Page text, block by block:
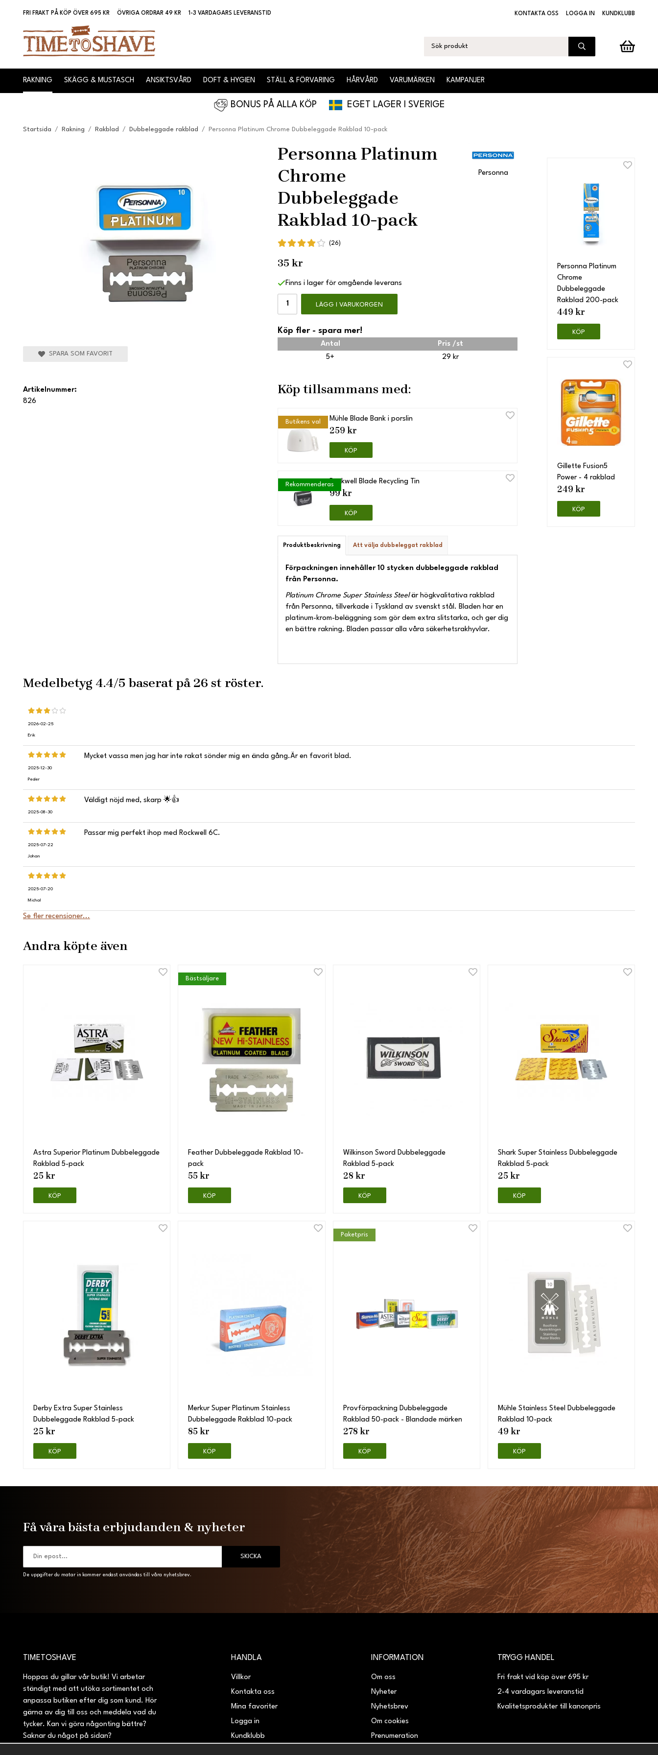
FRI FRAKT PÅ KÖP ÖVER 695 KR ÖVRIGA ORDRAR 49 KR 1-3 VARDAGARS LEVERANSTID KONTAKTA OSS LOGGA IN KUNDKLUBB
RAKNING SKÄGG & MUSTASCH ANSIKTSVÅRD DOFT & HYGIEN STÄLL & FÖRVARING HÅRVÅRD VARUMÄRKEN KAMPANJER
BONUS PÅ ALLA KÖP EGET LAGER I SVERIGE
Startsida / Rakning / Rakblad / Dubbeleggade rakblad / Personna Platinum Chrome Dubbeleggade Rakblad 10-pack
Personna Platinum
Chrome
Dubbeleggade
Rakblad 10-pack
Personna
(26)
35 kr
Finns i lager för omgående leverans
LÄGG I VARUKORGEN
Köp fler - spara mer!
Antal
Pris /st
5+
29 kr
Köp tillsammans med:
Butikens val Mühle Blade Bank i porslin
259 kr
KÖP
RekommenderasRockwell Blade Recycling Tin
99 kr
KÖP
Produktbeskrivning Att välja dubbeleggat rakblad
Förpackningen innehåller 10 stycken dubbeleggade rakblad
från Personna.
Platinum Chrome Super Stainless Steelär högkvalitativa rakblad
från Personna, tillverkade i Tyskland av svenskt stål. Bladen har en
platinum-krom-beläggning som gör dem extra slitstarka, och ger dig
en bättre rakning. Bladen passar alla våra säkerhetsrakhyvlar.
Personna Platinum
Chrome
Dubbeleggade
Rakblad 200-pack
449 kr
KÖP
Gillette Fusion5
Power - 4 rakblad
249 kr
KÖP
SPARA SOM FAVORIT
Artikelnummer:
826
Medelbetyg 4.4/5 baserat på 26 st röster.
2026-02-25
Erik
2025-12-30
Peder
Mycket vassa men jag har inte rakat sönder mig en ända gång.Är en favorit blad.
2025-08-30
Väldigt nöjd med, skarp 🌟👍
2025-07-22
Johan
Passar mig perfekt ihop med Rockwell 6C.
2025-07-20
Michal
Se fler recensioner...
Andra köpte även
Astra Superior Platinum Dubbeleggade
Rakblad 5-pack
25 kr
KÖP
Bästsäljare
Feather Dubbeleggade Rakblad 10-
pack
55 kr
KÖP
Wilkinson Sword Dubbeleggade
Rakblad 5-pack
28 kr
KÖP
Shark Super Stainless Dubbeleggade
Rakblad 5-pack
25 kr
KÖP
Derby Extra Super Stainless
Dubbeleggade Rakblad 5-pack
25 kr
KÖP
Merkur Super Platinum Stainless
Dubbeleggade Rakblad 10-pack
85 kr
KÖP
Paketpris
Provförpackning Dubbeleggade
Rakblad 50-pack - Blandade märken
278 kr
KÖP
Mühle Stainless Steel Dubbeleggade
Rakblad 10-pack
49 kr
KÖP
Få våra bästa erbjudanden & nyheter
SKICKA
De uppgifter du matar in kommer endast användas till våra nyhetsbrev.
TIMETOSHAVE
Hoppas du gillar vår butik! Vi arbetar
ständigt med att utöka sortimentet och
anpassa butiken efter dig som kund. Hör
gärna av dig till oss och meddela vad du
tycker. Kan vi göra någonting bättre?
Saknar du något på sidan?
HANDLA
Villkor
Kontakta oss
Mina favoriter
Logga in
Kundklubb
INFORMATION
Om oss
Nyheter
Nyhetsbrev
Om cookies
Prenumeration
TRYGG HANDEL
Fri frakt vid köp över 695 kr
2-4 vardagars leveranstid
Kvalitetsprodukter till kanonpris